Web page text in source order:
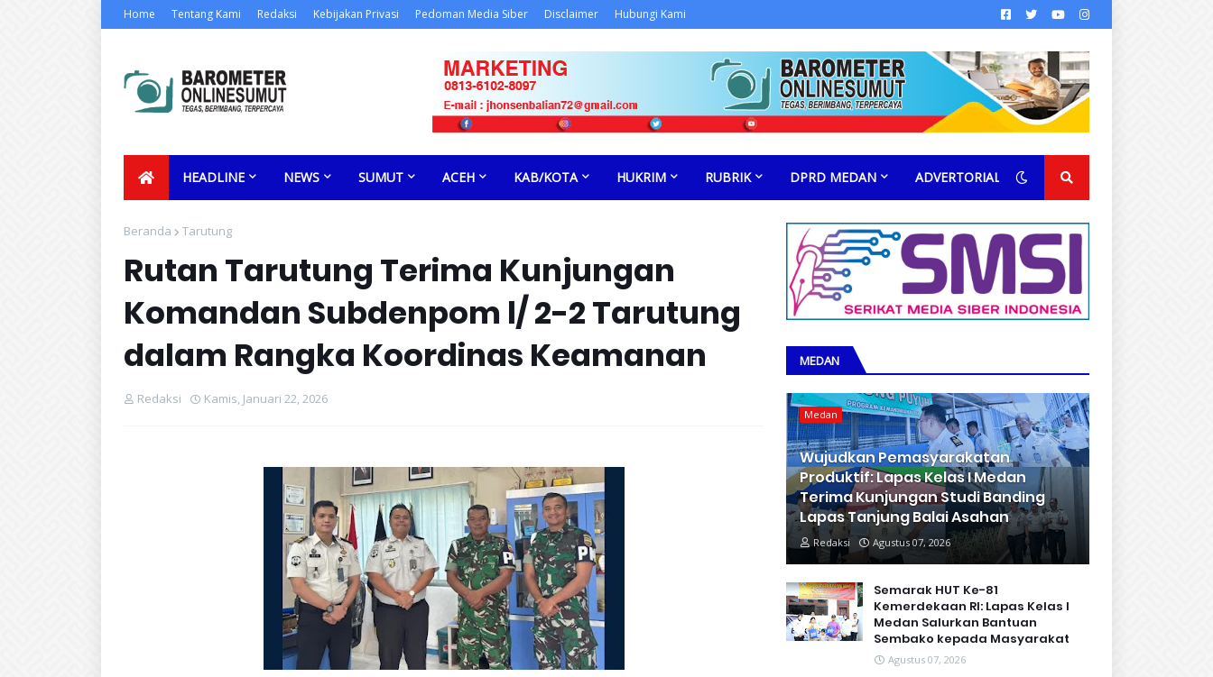
Home Tentang Kami Redaksi Kebijakan Privasi Pedoman Media Siber Disclaimer Hubungi Kami
HEADLINE NEWS SUMUT ACEH KAB/KOTA HUKRIM RUBRIK DPRD MEDAN ADVERTORIAL
Beranda Tarutung
Rutan Tarutung Terima Kunjungan
Komandan Subdenpom l/ 2-2 Tarutung
dalam Rangka Koordinas Keamanan
Redaksi Kamis, Januari 22, 2026
MEDAN
Medan
Wujudkan Pemasyarakatan
Produktif: Lapas Kelas I Medan
Terima Kunjungan Studi Banding
Lapas Tanjung Balai Asahan
Redaksi Agustus 07, 2026
Semarak HUT Ke-81
Kemerdekaan RI: Lapas Kelas I
Medan Salurkan Bantuan
Sembako kepada Masyarakat
Agustus 07, 2026